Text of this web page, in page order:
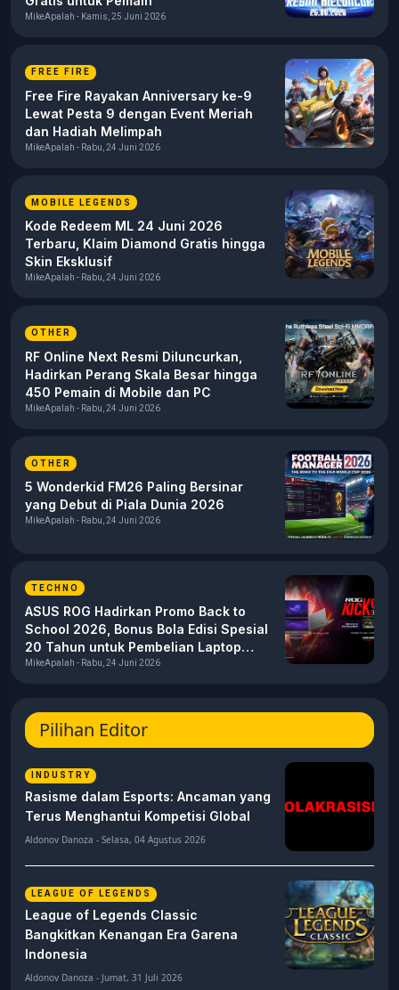
MikeApalah - Kamis, 25 Juni 2026
FREE FIRE
Free Fire Rayakan Anniversary ke-9
Lewat Pesta 9 dengan Event Meriah
dan Hadiah Melimpah
MikeApalah - Rabu, 24 Juni 2026
MOBILE LEGENDS
Kode Redeem ML 24 Juni 2026
Terbaru, Klaim Diamond Gratis hingga
Skin Eksklusif
MikeApalah - Rabu, 24 Juni 2026
OTHER
RF Online Next Resmi Diluncurkan,
Hadirkan Perang Skala Besar hingga
450 Pemain di Mobile dan PC
MikeApalah - Rabu, 24 Juni 2026
OTHER
5 Wonderkid FM26 Paling Bersinar
yang Debut di Piala Dunia 2026
MikeApalah - Rabu, 24 Juni 2026
TECHNO
ASUS ROG Hadirkan Promo Back to
School 2026, Bonus Bola Edisi Spesial
20 Tahun untuk Pembelian Laptop
Gaming
MikeApalah - Rabu, 24 Juni 2026
Pilihan Editor
INDUSTRY
Rasisme dalam Esports: Ancaman yang
Terus Menghantui Kompetisi Global
Aldonov Danoza - Selasa, 04 Agustus 2026
LEAGUE OF LEGENDS
League of Legends Classic
Bangkitkan Kenangan Era Garena
Indonesia
Aldonov Danoza - Jumat, 31 Juli 2026